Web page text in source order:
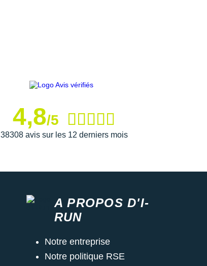
4,8/5
38308 avis sur les 12 derniers mois
A PROPOS D'I-
RUN
Notre entreprise
Notre politique RSE